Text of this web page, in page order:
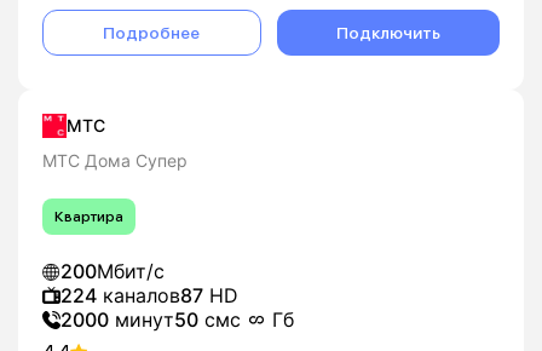
Подробнее Подключить
МТС
МТС Дома Супер
Квартира
200Мбит/с
224 каналов87 HD
2000 минут50 смс Гб